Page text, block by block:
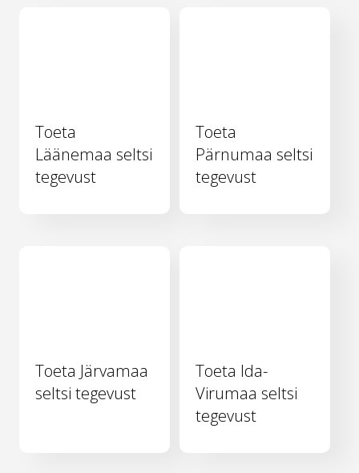
Toeta
Läänemaa seltsi
tegevust
Toeta
Pärnumaa seltsi
tegevust
Toeta Järvamaa
seltsi tegevust
Toeta Ida-
Virumaa seltsi
tegevust